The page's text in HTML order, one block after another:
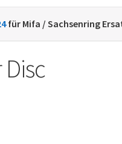
für Mifa / Sachsenring